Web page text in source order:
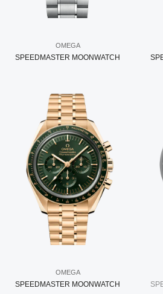
OMEGA
SPEEDMASTER MOONWATCH
OMEGA
SPEEDMASTER MOONWATCH